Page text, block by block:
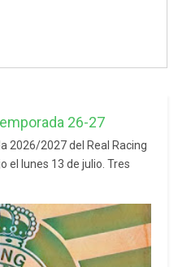
26-27
2026/2027 del Real Racing
el lunes 13 de julio. Tres